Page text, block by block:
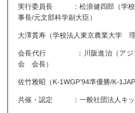
実行委員長 ：松浪健四郎（学校
事長/元文部科学副大臣）
大澤貫寿（学校法人東京農業大学 理
会長代行 ：川阪進治（アジア
会 会長）
佐竹雅昭（K-1WGP’94準優勝/K-
共催・認定 ：一般社団法人キッ